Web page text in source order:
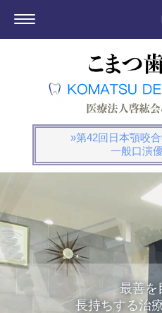
»第42回日本顎咬
一般口演
最善を
長持ちする治